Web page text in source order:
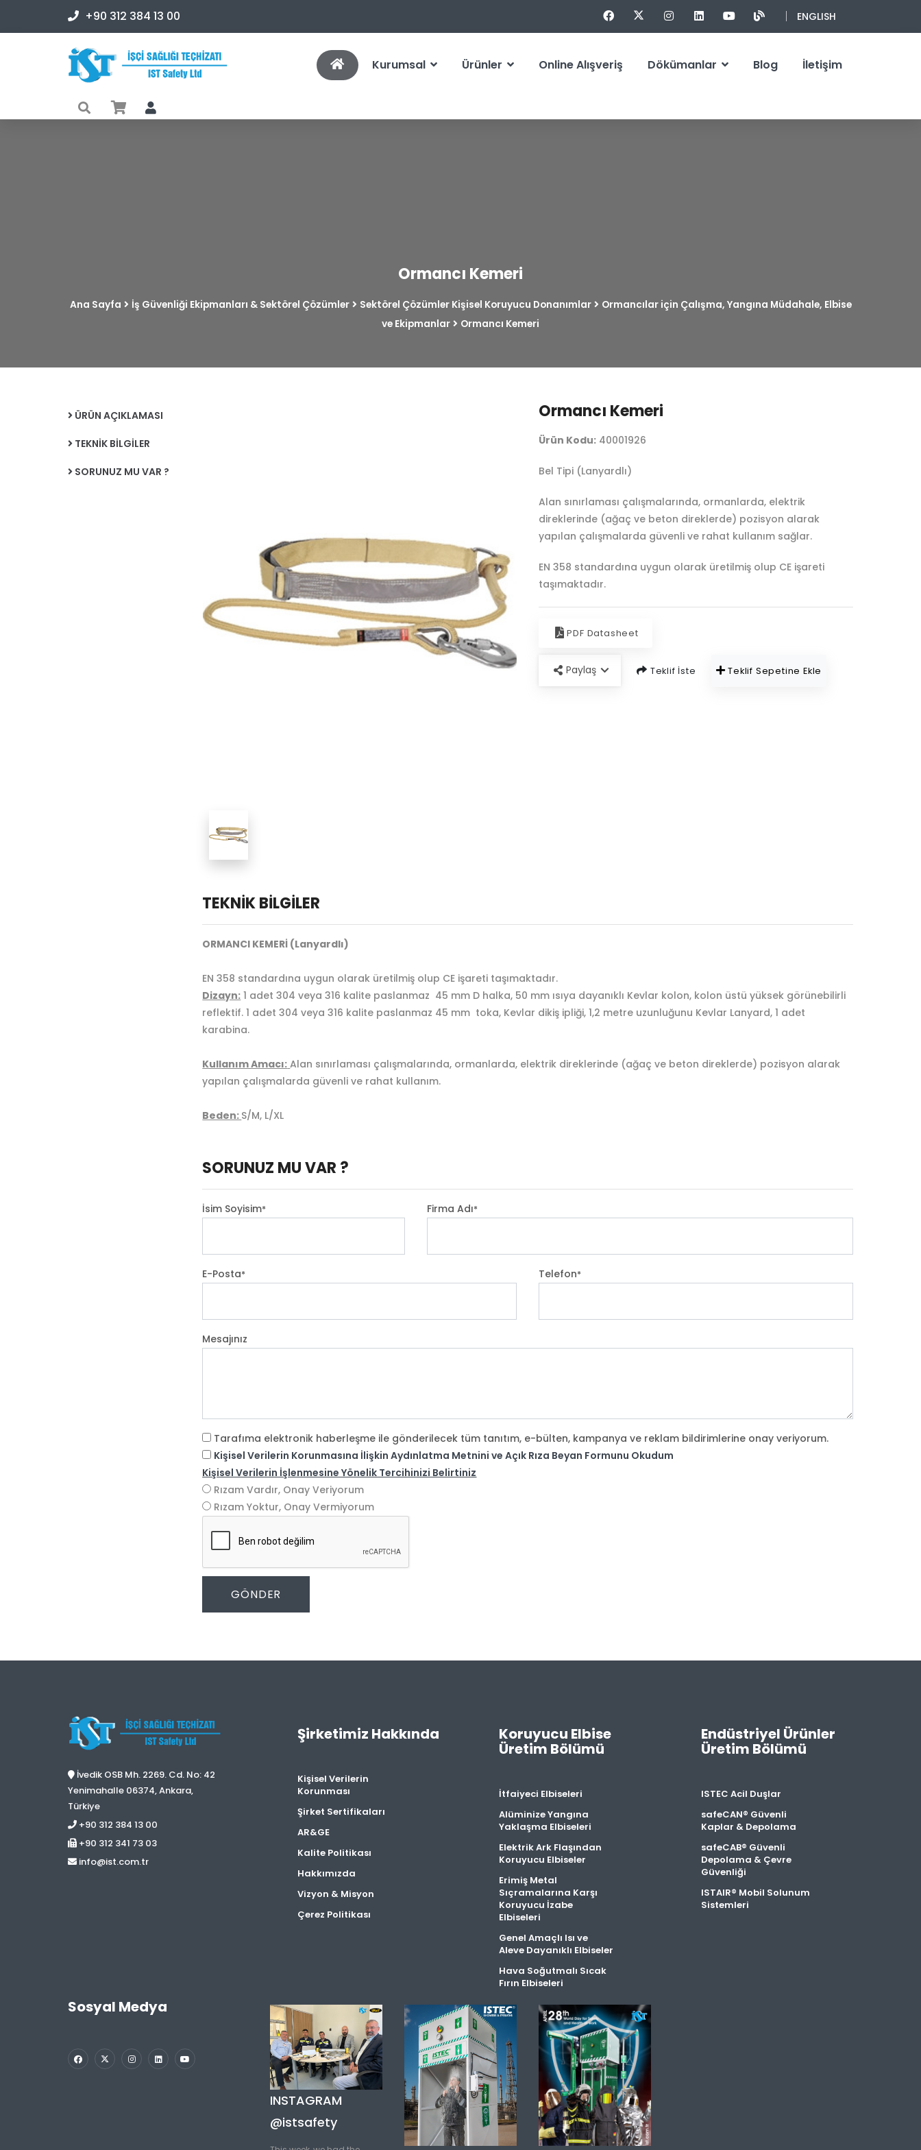
+90 312 384 13 00 ENGLISH
Kurumsal Ürünler Online Alışveriş Dökümanlar Blog İletişim
Ormancı Kemeri
Ana Sayfa İş Güvenliği Ekipmanları & Sektörel Çözümler Sektörel Çözümler Kişisel Koruyucu Donanımlar
Ormancılar için Çalışma, Yangına Müdahale, Elbise
ve Ekipmanlar
Ormancı Kemeri
ÜRÜN AÇIKLAMASI
TEKNİK BİLGİLER
SORUNUZ MU VAR ?
Ormancı Kemeri
Ürün Kodu: 40001926
Bel Tipi (Lanyardlı)
Alan sınırlaması çalışmalarında, ormanlarda, elektrik
direklerinde (ağaç ve beton direklerde) pozisyon alarak
yapılan çalışmalarda güvenli ve rahat kullanım sağlar.
EN 358 standardına uygun olarak üretilmiş olup CE işareti
taşımaktadır.
PDF Datasheet
Paylaş Teklif İste Teklif Sepetine Ekle
TEKNİK BİLGİLER
ORMANCI KEMERİ (Lanyardlı)
EN 358 standardına uygun olarak üretilmiş olup CE işareti taşımaktadır.
Dizayn: 1 adet 304 veya 316 kalite paslanmaz 45 mm D halka, 50 mm ısıya dayanıklı Kevlar kolon, kolon üstü yüksek görünebilirli
reflektif. 1 adet 304 veya 316 kalite paslanmaz 45 mm toka, Kevlar dikiş ipliği, 1,2 metre uzunluğunu Kevlar Lanyard, 1 adet
karabina.
Kullanım Amacı: Alan sınırlaması çalışmalarında, ormanlarda, elektrik direklerinde (ağaç ve beton direklerde) pozisyon alarak
yapılan çalışmalarda güvenli ve rahat kullanım.
Beden: S/M, L/XL
SORUNUZ MU VAR ?
İsim Soyisim* Firma Adı*
E-Posta* Telefon*
Mesajınız
Tarafıma elektronik haberleşme ile gönderilecek tüm tanıtım, e-bülten, kampanya ve reklam bildirimlerine onay veriyorum.
Kişisel Verilerin Korunmasına İlişkin Aydınlatma Metnini ve Açık Rıza Beyan Formunu Okudum
Kişisel Verilerin İşlenmesine Yönelik Tercihinizi Belirtiniz
Rızam Vardır, Onay Veriyorum
Rızam Yoktur, Onay Vermiyorum
GÖNDER
İvedik OSB Mh. 2269. Cd. No: 42
Yenimahalle 06374, Ankara,
Türkiye
+90 312 384 13 00
+90 312 341 73 03
info@ist.com.tr
Şirketimiz Hakkında
Kişisel Verilerin
Korunması
Şirket Sertifikaları
AR&GE
Kalite Politikası
Hakkımızda
Vizyon & Misyon
Çerez Politikası
Koruyucu Elbise
Üretim Bölümü
İtfaiyeci Elbiseleri
Alüminize Yangına
Yaklaşma Elbiseleri
Elektrik Ark Flaşından
Koruyucu Elbiseler
Erimiş Metal
Sıçramalarına Karşı
Koruyucu İzabe
Elbiseleri
Genel Amaçlı Isı ve
Aleve Dayanıklı Elbiseler
Hava Soğutmalı Sıcak
Fırın Elbiseleri
Endüstriyel Ürünler
Üretim Bölümü
ISTEC Acil Duşlar
safeCAN® Güvenli
Kaplar & Depolama
safeCAB® Güvenli
Depolama & Çevre
Güvenliği
ISTAIR® Mobil Solunum
Sistemleri
Sosyal Medya
INSTAGRAM
@istsafety